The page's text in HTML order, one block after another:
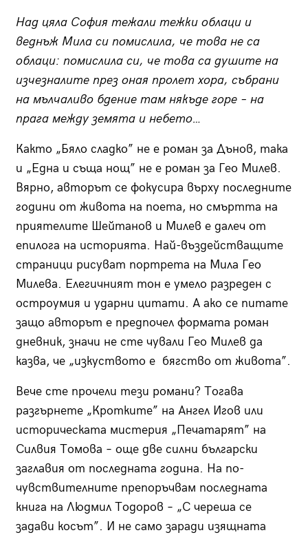
Над цяла София тежали тежки облаци и
веднъж Мила си помислила, че това не са
облаци: помислила си, че това са душите на
изчезналите през оная пролет хора, събрани
на мълчаливо бдение там някъде горе – на
прага между земята и небето…
Както „Бяло сладко” не е роман за Дънов, така
и „Една и съща нощ” не е роман за Гео Милев.
Вярно, авторът се фокусира върху последните
години от живота на поета, но смъртта на
приятелите Шейтанов и Милев е далеч от
епилога на историята. Най-въздействащите
страници рисуват портрета на Мила Гео
Милева. Елегичният тон е умело разреден с
остроумия и ударни цитати. А ако се питате
защо авторът е предпочел формата роман
дневник, значи не сте чували Гео Милев да
казва, че „изкуството е бягство от живота”.
Вече сте прочели тези романи? Тогава
разгърнете „Кротките” на Ангел Игов или
историческата мистерия „Печатарят” на
Силвия Томова – още две силни български
заглавия от последната година. На по-
чувствителните препоръчвам последната
книга на Людмил Тодоров – „С череша се
задави косът”. И не само заради изящната